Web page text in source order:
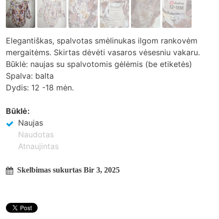
Elegantiškas, spalvotas smėlinukas ilgom rankovėm
mergaitėms. Skirtas dėvėti vasaros vėsesniu vakaru.
Būklė: naujas su spalvotomis gėlėmis (be etiketės)
Spalva: balta
Dydis: 12 -18 mėn.
Būklė:
Naujas
Naudotas
Atnaujintas
Skelbimas sukurtas Bir 3, 2025